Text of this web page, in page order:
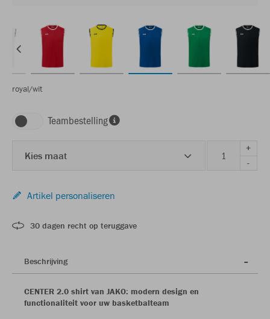
royal/wit
Teambestelling
Kies maat
+
-
Artikel personaliseren
30 dagen recht op teruggave
Beschrijving
CENTER 2.0 shirt van JAKO: modern design en
functionaliteit voor uw basketbalteam